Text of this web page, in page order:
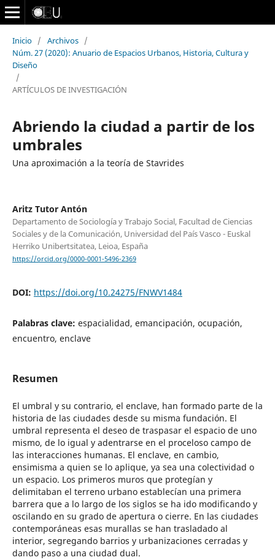
Inicio / Archivos /
Núm. 27 (2020): Anuario de Espacios Urbanos, Historia, Cultura y
Diseño
/
ARTÍCULOS DE INVESTIGACIÓN
Abriendo la ciudad a partir de los
umbrales
Una aproximación a la teoría de Stavrides
Aritz Tutor Antón
Departamento de Sociología y Trabajo Social, Facultad de Ciencias
Sociales y de la Comunicación, Universidad del País Vasco - Euskal
Herriko Unibertsitatea, Leioa, España
https://orcid.org/0000-0001-5496-2369
DOI: https://doi.org/10.24275/FNWV1484
Palabras clave: espacialidad, emancipación, ocupación,
encuentro, enclave
Resumen
El umbral y su contrario, el enclave, han formado parte de la
historia de las ciudades desde su misma fundación. El
umbral representa el deseo de traspasar el espacio de uno
mismo, de lo igual y adentrarse en el proceloso campo de
las interacciones humanas. El enclave, en cambio,
ensimisma a quien se lo aplique, ya sea una colectividad o
un espacio. Los primeros muros que protegían y
delimitaban el terreno urbano establecían una primera
barrera que a lo largo de los siglos se ha ido modificando y
oscilando en su grado de apertura o cierre. En las ciudades
contemporáneas esas murallas se han trasladado al
interior, segregando barrios y urbanizaciones cerradas y
dando paso a una ciudad dual.